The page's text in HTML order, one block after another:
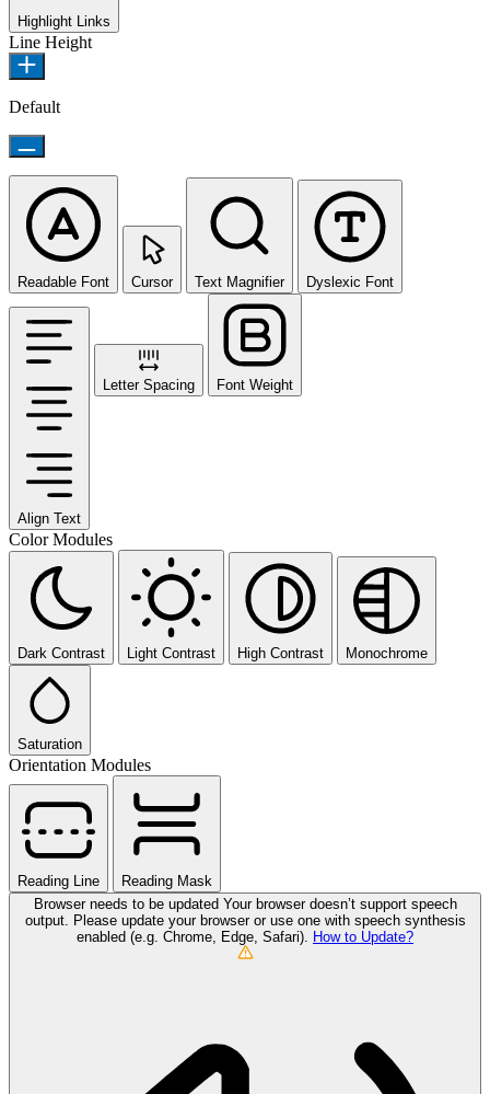
Highlight Links
Line Height
Default
Readable Font Cursor Text Magnifier Dyslexic Font
Align Text
Letter Spacing Font Weight
Color Modules
Dark Contrast Light Contrast High Contrast Monochrome
Saturation
Orientation Modules
Reading Line
Reading Mask
Browser needs to be updated Your browser doesn’t support speech
output. Please update your browser or use one with speech synthesis
enabled (e.g. Chrome, Edge, Safari). How to Update?